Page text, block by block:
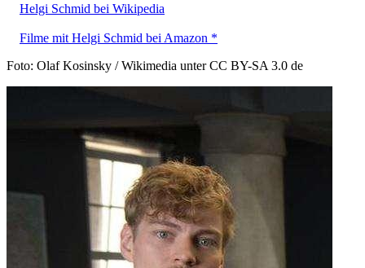
Helgi Schmid bei Wikipedia
Filme mit Helgi Schmid bei Amazon *
Foto: Olaf Kosinsky / Wikimedia unter CC BY-SA 3.0 de